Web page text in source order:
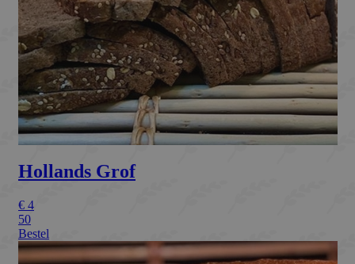
zoals gebruikersaanmelding en accountbeheer.
De website kan niet goed worden gebruikt
zonder de strikt noodzakelijke cookies.
Naam Aanbieder / Domein
_GRECAPTCHA
Google LLC
www.google.com